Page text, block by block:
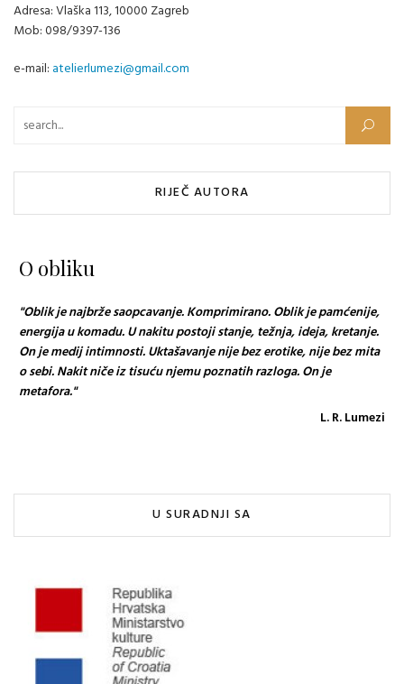
Adresa: Vlaška 113, 10000 Zagreb
Mob: 098/9397-136
e-mail: atelierlumezi@gmail.com
Pretraži:
RIJEČ AUTORA
O obliku
"Oblik je najbrže saopcavanje. Komprimirano. Oblik je pamćenije,
energija u komadu. U nakitu postoji stanje, težnja, ideja, kretanje.
On je medij intimnosti. Uktašavanje nije bez erotike, nije bez mita
o sebi. Nakit niče iz tisuću njemu poznatih razloga. On je
metafora."
L. R. Lumezi
U SURADNJI SA